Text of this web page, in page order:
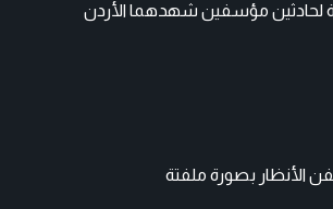
لحادثين مؤسفين شهدهما الأردن
الأنظار بصورة ملفتة